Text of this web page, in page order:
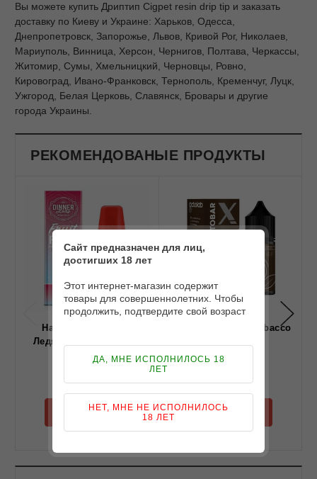
Вы можете купить Дриптип Cigpet resin drip tip и заказать
доставку по Киеву и Украине: Харьков, Одесса,
Днепропетровск, Запорожье, Львов, Кривой Рог, Николаев,
Мариуполь, Винница, Херсон, Чернигов, Полтава, Черкассы,
Житомир, Сумы, Хмельницкий, Черновцы, Ровно,
Кировоград, Ивано-Франковск, Тернополь, Кременчуг, Луцк,
Ужгород, Белая Церковь, Славянск, Бровары и другие
города Украины.
РЕКОМЕНДОВАНЫЕ ПРОДУКТЫ
Набор Dinner Lady
Ледяная Вишня 30 мл
КУПИТЬ
Набор Octobar X Tobacco
КУПИТЬ
Сайт предназначен для лиц,
достигших 18 лет
Этот интернет-магазин содержит
товары для совершеннолетних. Чтобы
продолжить, подтвердите свой возраст
ДА, МНЕ ИСПОЛНИЛОСЬ 18
ЛЕТ
НЕТ, МНЕ НЕ ИСПОЛНИЛОСЬ
18 ЛЕТ